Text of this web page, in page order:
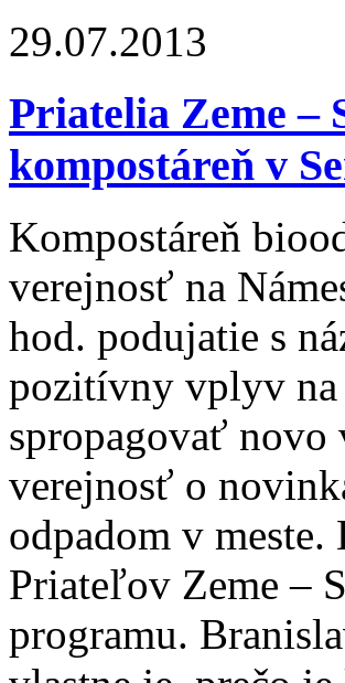
29.07.2013
Priatelia Zeme –
kompostáreň v
Kompostáreň
verejnosť na
hod. podujatie s
pozitívny vplyv na
spropagovať novo
verejnosť o
odpadom v
Priateľov Zeme –
programu.